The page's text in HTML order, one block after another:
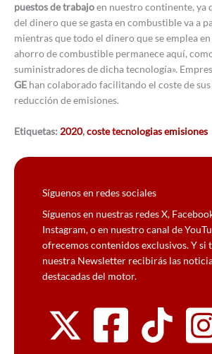
puestos de trabajoen nuestro continente, ya
del dinero que se gasta en combustible va a
mientras que todo el dinero que se emplea
ahorro de combustible permanece aquí,
suministradores de dicha tecnología».
GE han colaborado facilitando el coste de
reducción de emisiones.
Etiquetas: 2020,coste tecnologias emisiones
Síguenos en redes sociales
Síguenos en nuestras redes X,
Instagram, o en nuestro canal de
ofrecemos contenidos exclusivos. Y si
nuestra Newsletter recibirás las
destacadas del motor.